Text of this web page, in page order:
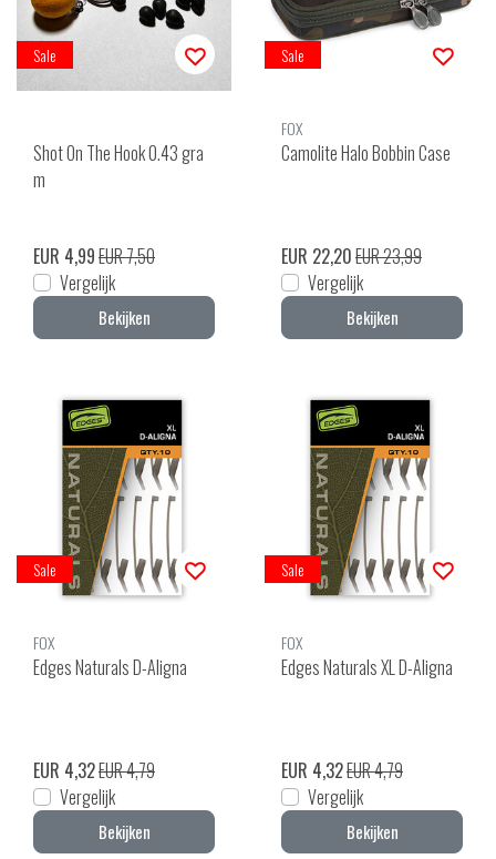
Sale
Shot On The Hook 0.43 gra
m
EUR 4,99EUR 7,50
Vergelijk
Bekijken
Sale
FOX
Camolite Halo Bobbin Case
EUR 22,20EUR 23,99
Vergelijk
Bekijken
Sale
FOX
Edges Naturals D-Aligna
EUR 4,32EUR 4,79
Vergelijk
Bekijken
Sale
FOX
Edges Naturals XL D-Aligna
EUR 4,32EUR 4,79
Vergelijk
Bekijken